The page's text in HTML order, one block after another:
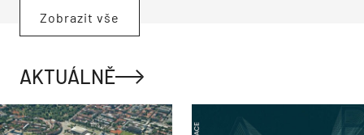
Zobrazit vše
AKTUÁLNĚ